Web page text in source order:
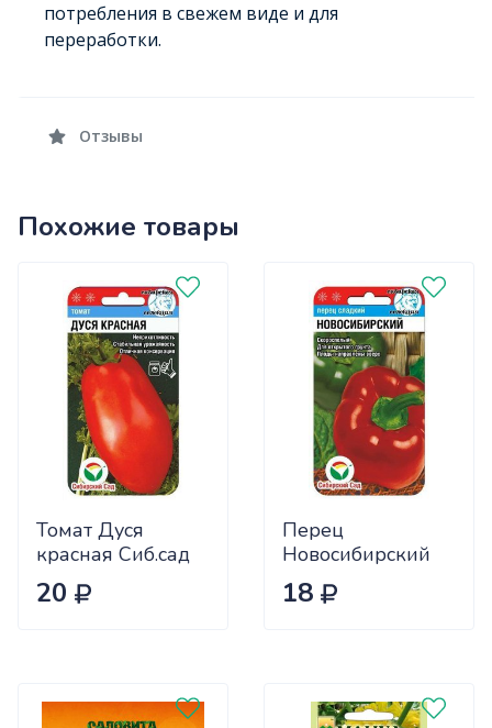
потребления в свежем виде и для
переработки.
Отзывы
Похожие товары
Томат Дуся
красная Сиб.сад
Ц
20
Перец
Новосибирский
(ранний) Сиб.сад
Ц
18